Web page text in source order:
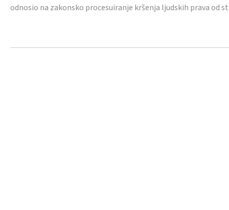
odnosio na zakonsko procesuiranje kršenja ljudskih prava